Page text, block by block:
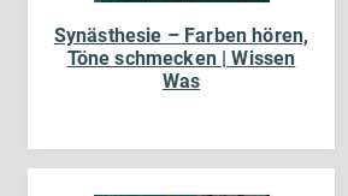
Synästhesie – Farben hören,
Töne schmecken | Wissen
Was